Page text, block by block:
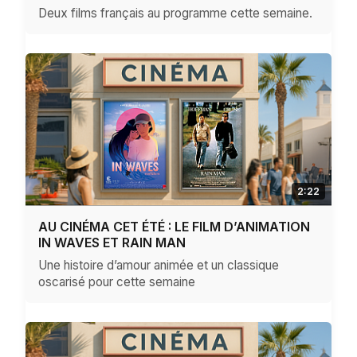
Deux films français au programme cette semaine.
2:22
AU CINÉMA CET ÉTÉ : LE FILM D’ANIMATION
IN WAVES ET RAIN MAN
Une histoire d’amour animée et un classique
oscarisé pour cette semaine